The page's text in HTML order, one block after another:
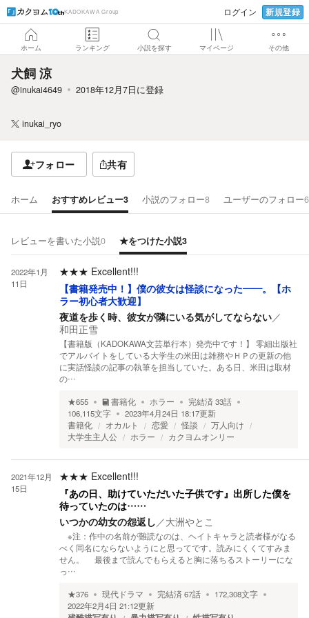
KADOKAWA Group ログイン 新規登録
ホーム ランキング 小説を探す マイページ その他
犬飼 涼
@inukai4649 2018年12月7日に登録
inukai_ryo
フォロー 共有
ホーム おすすめレビュー3 小説のフォロー8 ユーザーのフォロー6
レビューを書いた小説0 ★をつけた小説3
2022年1月
11日
★★★ Excellent!!!
【書籍発売中！】僕の彼女は怪談になった――。【ホ
ラー初心者大歓迎】
夜道を歩く時、彼女が隣にいる気がしてならない／
和田正雪
【書籍版（KADOKAWA文芸単行本）発売中です！】 零細出版社
でアルバイトをしている大学生の米田は雑務やＨＰの更新の他
に実話怪談の記事の執筆を担当していた。ある日、米田は取材
の…
★655 書籍化 ホラー 完結済 33話
106,115文字 2023年4月24日 18:17更新
書籍化
オカルト 恋愛 怪談
万人向け
大学生主人公
ホラー カクヨムオンリー
2021年12月
15日
★★★ Excellent!!!
『あの日、助けていただいた子供です』出所した僕を
待っていたのは……
いつかの幼女の怨返し／大洲やとこ
※注：作中の名前が難読なのは、ヘイトキャラと読者様がなる
べく同名にならないようにと思ってです。読みにくくてすみま
せん。 最後まで読んでもらえると胸に落ちるストーリーにな
っ…
★376 現代ドラマ 完結済67話 172,308文字
2022年2月4日 21:12更新